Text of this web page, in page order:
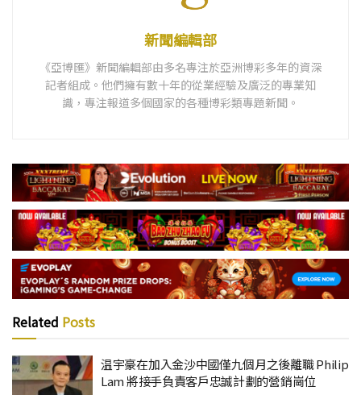
新聞編輯部
《亞博匯》新聞編輯部由多名專注於亞洲博彩多年的資深
記者組成。他們擁有數十年的從業經驗及廣泛的專業知
識，專注報道多個國家的各種博彩類專題新聞。
Related Posts
温宇豪在加入金沙中國僅九個月之後離職 Philip
Lam 將接手負責客戶忠誠計劃的營銷崗位